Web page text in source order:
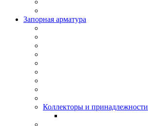
Запорная арматура
Коллекторы и принадлежности